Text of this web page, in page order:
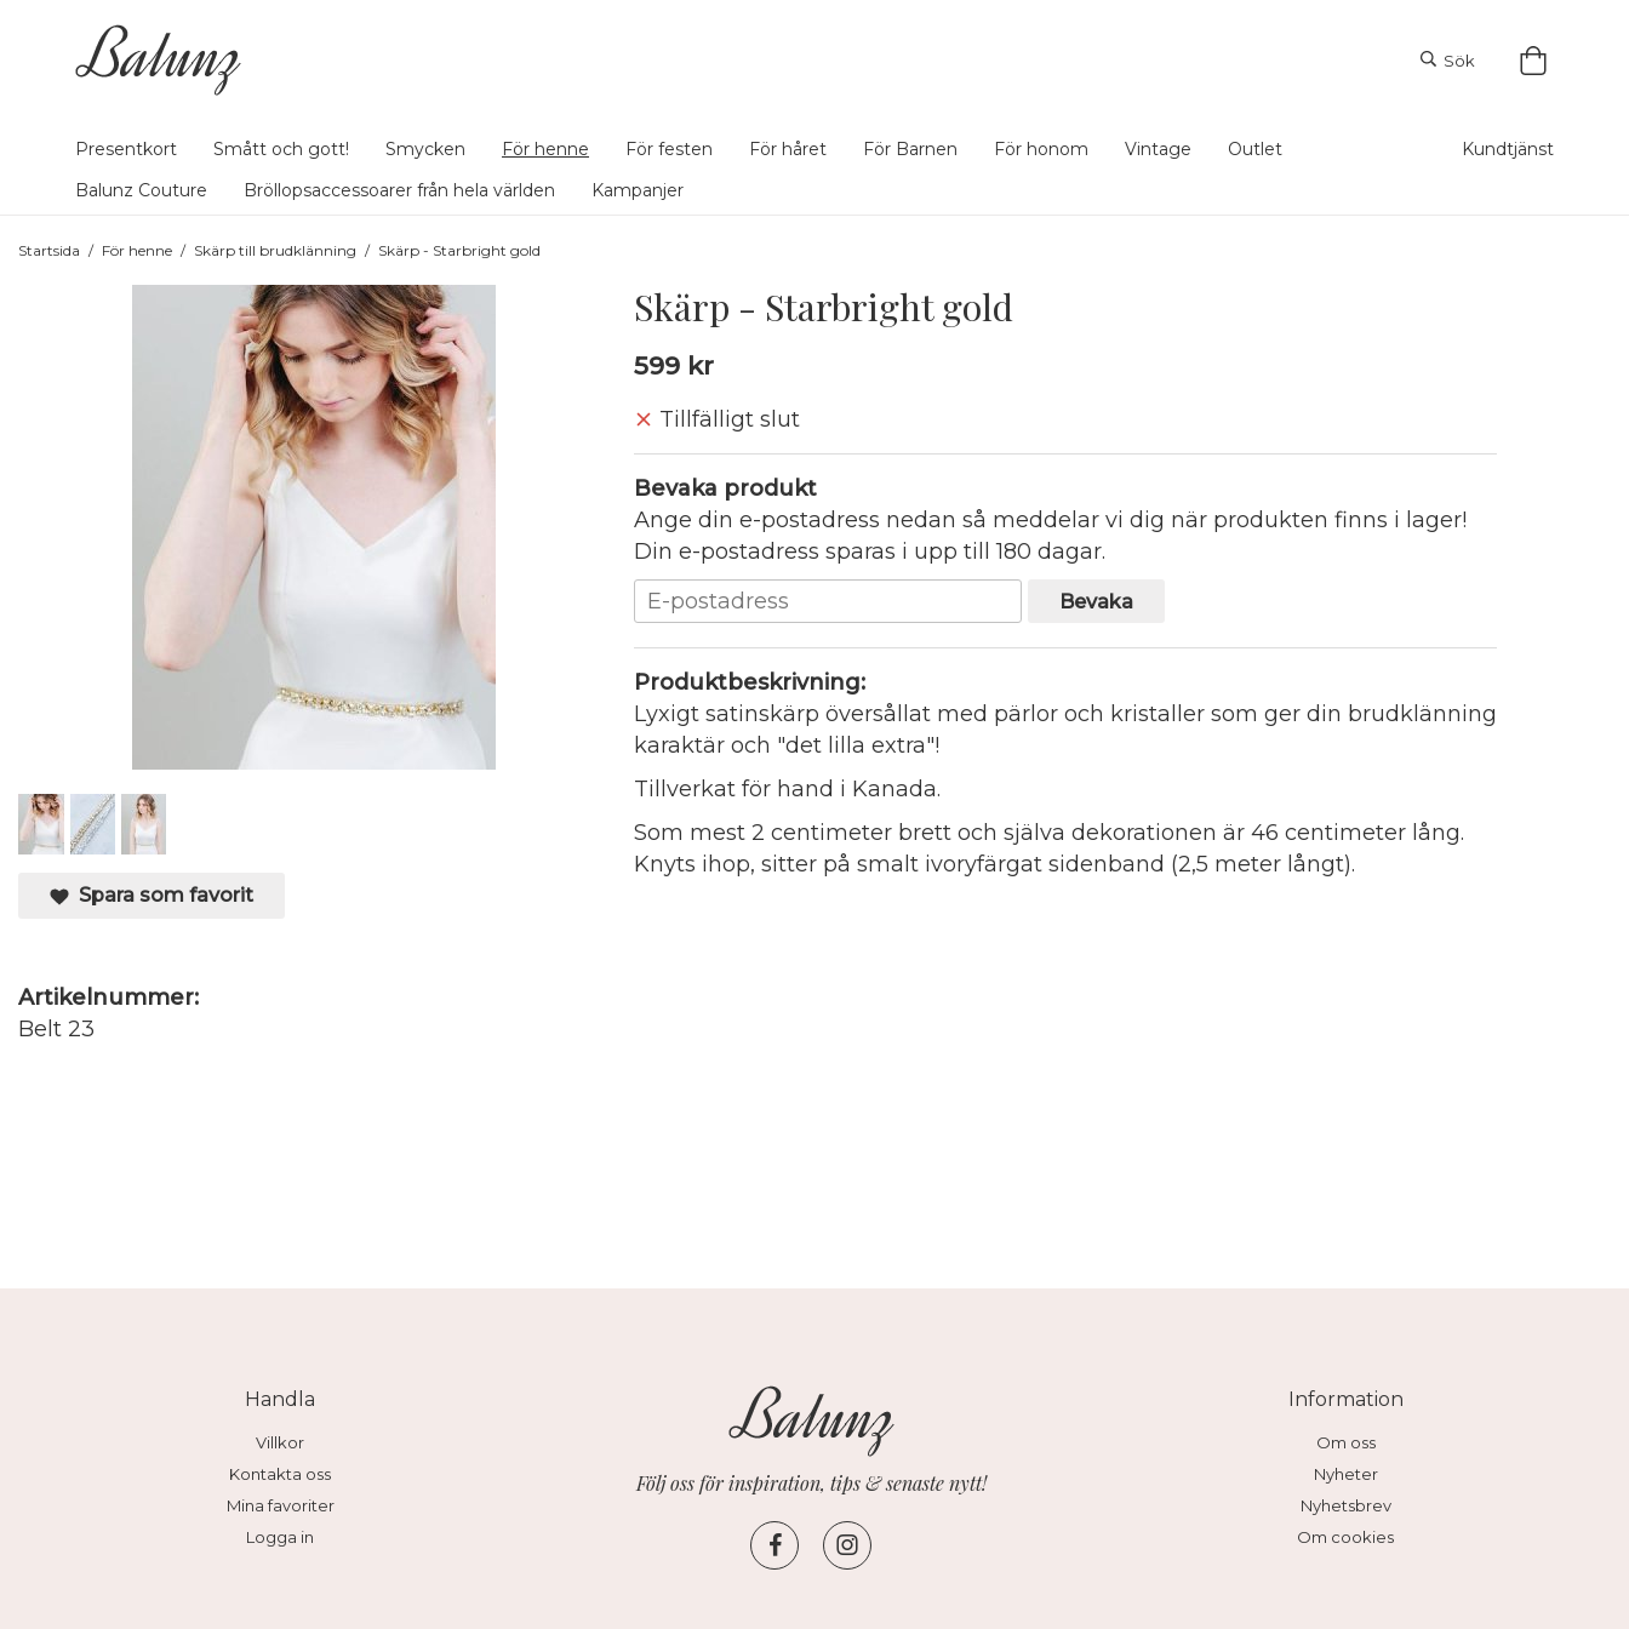
Sök
Presentkort Smått och gott! Smycken För henne För festen För håret För Barnen För honom Vintage
Outlet
Balunz Couture
Bröllopsaccessoarer från hela världen Kampanjer
Kundtjänst
Startsida / För henne / Skärp till brudklänning / Skärp - Starbright gold
Skärp - Starbright gold
599 kr
Tillfälligt slut
Bevaka produkt
Ange din e-postadress nedan så meddelar vi dig när produkten finns i lager!
Din e-postadress sparas i upp till 180 dagar.
Bevaka
Produktbeskrivning:
Lyxigt satinskärp översållat med pärlor och kristaller som ger din brudklänning
karaktär och "det lilla extra"!
Tillverkat för hand i Kanada.
Som mest 2 centimeter brett och själva dekorationen är 46 centimeter lång.
Knyts ihop, sitter på smalt ivoryfärgat sidenband (2,5 meter långt).
Spara som favorit
Artikelnummer:
Belt 23
Handla
Villkor
Kontakta oss
Mina favoriter
Logga in
Följ oss för inspiration, tips & senaste nytt!
Information
Om oss
Nyheter
Nyhetsbrev
Om cookies